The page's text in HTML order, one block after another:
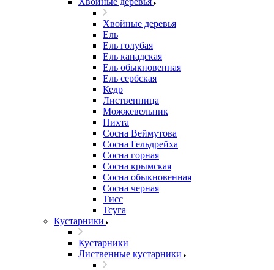
Хвойные деревья
Ель
Ель голубая
Ель канадская
Ель обыкновенная
Ель сербская
Кедр
Лиственница
Можжевельник
Пихта
Сосна Веймутова
Сосна Гельдрейха
Сосна горная
Сосна крымская
Сосна обыкновенная
Сосна черная
Тисс
Тсуга
Кустарники
Кустарники
Лиственные кустарники